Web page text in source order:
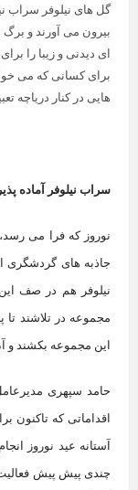
گل های نیلوفر سراب
بیرون می آورند و
ای دیدنی و زیبا را
برای کسانی که می
هایی در کنار دریاچه
سراب نیلوفر آماده
نوروز که فرا می
جاذبه های گردشگری
نیلوفر هم در صف این
مجموعه در تلاشند
این مجموعه بکشند و
حامد سپهری
اقداماتی که تاکنون
آستانه عید نوروز
چندی پیش پیش